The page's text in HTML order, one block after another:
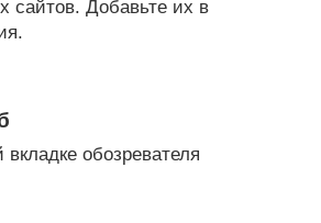
сайтов. Добавьте их в
обозревателя